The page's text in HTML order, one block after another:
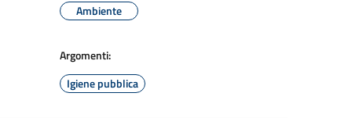
Ambiente
Argomenti:
Igiene pubblica